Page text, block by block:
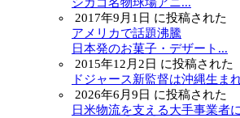
シカゴ名物球場アニ...
2017年9月1日 に投稿された
アメリカで話題沸騰
日本発のお菓子・デザート...
2015年12月2日 に投稿された
ドジャース新監督は沖縄生ま
2026年6月9日 に投稿された
日米物流を支える大手事業者